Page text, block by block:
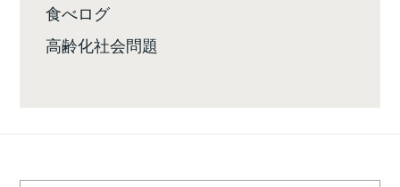
食べログ
高齢化社会問題